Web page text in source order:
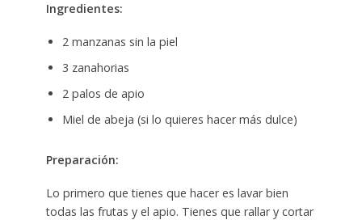
Ingredientes:
2 manzanas sin la piel
3 zanahorias
2 palos de apio
Miel de abeja (si lo quieres hacer más dulce)
Preparación:
Lo primero que tienes que hacer es lavar bien
todas las frutas y el apio. Tienes que rallar y cortar